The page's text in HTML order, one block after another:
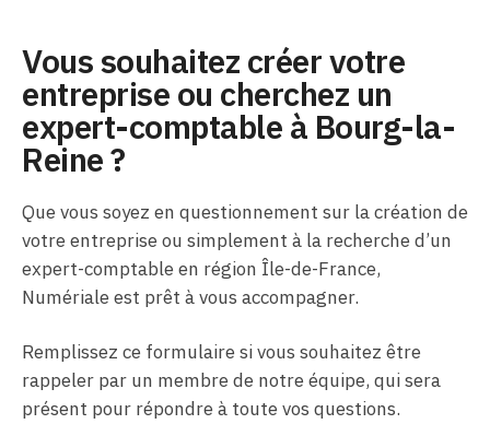
Vous souhaitez créer votre
entreprise ou cherchez un
expert-comptable à Bourg-la-
Reine ?
Que vous soyez en questionnement sur la création de
votre entreprise ou simplement à la recherche d’un
expert-comptable en région Île-de-France,
Numériale est prêt à vous accompagner.
Remplissez ce formulaire si vous souhaitez être
rappeler par un membre de notre équipe, qui sera
présent pour répondre à toute vos questions.